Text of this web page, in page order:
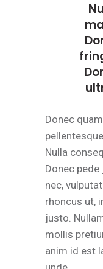
Donec
Nulla
Donec
nec,
rhoncus ut,
justo.
mollis
anim id est